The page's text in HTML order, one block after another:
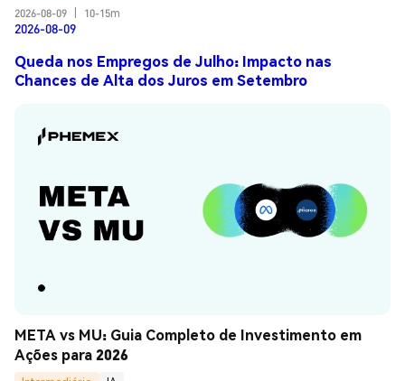
2026-08-09
10-15m
2026-08-09
Queda nos Empregos de Julho: Impacto nas
Chances de Alta dos Juros em Setembro
META vs MU: Guia Completo de Investimento em
Ações para 2026